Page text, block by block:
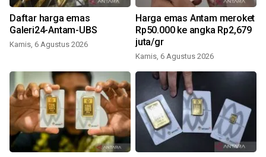
Daftar harga emas
Galeri24-Antam-UBS
Kamis, 6 Agustus 2026
Harga emas Antam meroket
Rp50.000 ke angka Rp2,679
juta/gr
Kamis, 6 Agustus 2026